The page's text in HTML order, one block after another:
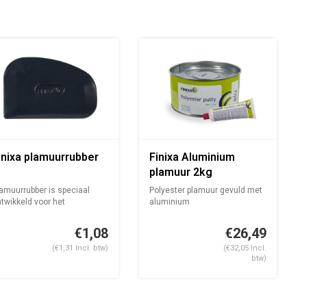
plamuurrubber
is speciaal
voor het
€1,08
(€1,31 Incl. btw)
Finixa Aluminium
plamuur 2kg
Polyester plamuur gevuld met
aluminium
€26,49
(€32,05 Incl.
btw)